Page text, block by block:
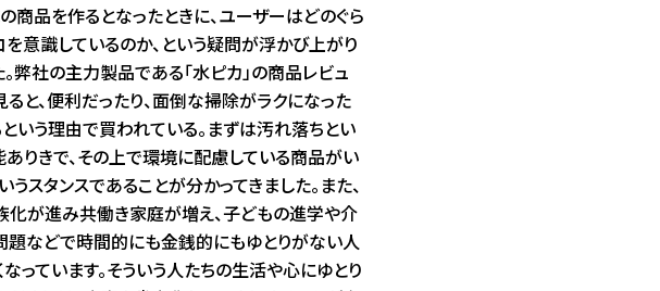
商品を作るとなったときに、ユーザーはどのぐら
を意識しているのか、という疑問が浮かび上がり
。弊社の主力製品である「水ピカ」の商品レビュ
ると、便利だったり、面倒な掃除がラクになった
という理由で買われている。まずは汚れ落ちとい
ありきで、その上で環境に配慮している商品がい
うスタンスであることが分かってきました。また、
化が進み共働き家庭が増え、子どもの進学や介
題などで時間的にも金銭的にもゆとりがない人
っています。そういう人たちの生活や心にゆとり